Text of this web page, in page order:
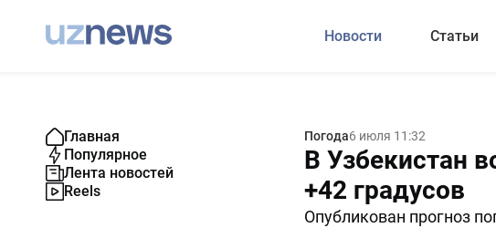
Новости Статьи
Главная
Популярное
Лента новостей
Reels
Погода6 июля 11:32
В Узбекистан
+42 градусов
Опубликован прогноз